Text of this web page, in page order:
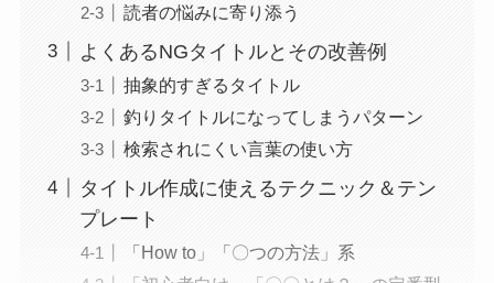
読者の悩みに寄り添う
よくあるNGタイトルとその改善例
抽象的すぎるタイトル
釣りタイトルになってしまうパターン
検索されにくい言葉の使い方
タイトル作成に使えるテクニック＆テン
プレート
「How to」「〇つの方法」系